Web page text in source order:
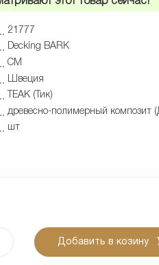
21777
Decking BARK
CM
Швеция
TEAK (Тик)
древесно-полимерный композит
шт
Добавить в козину